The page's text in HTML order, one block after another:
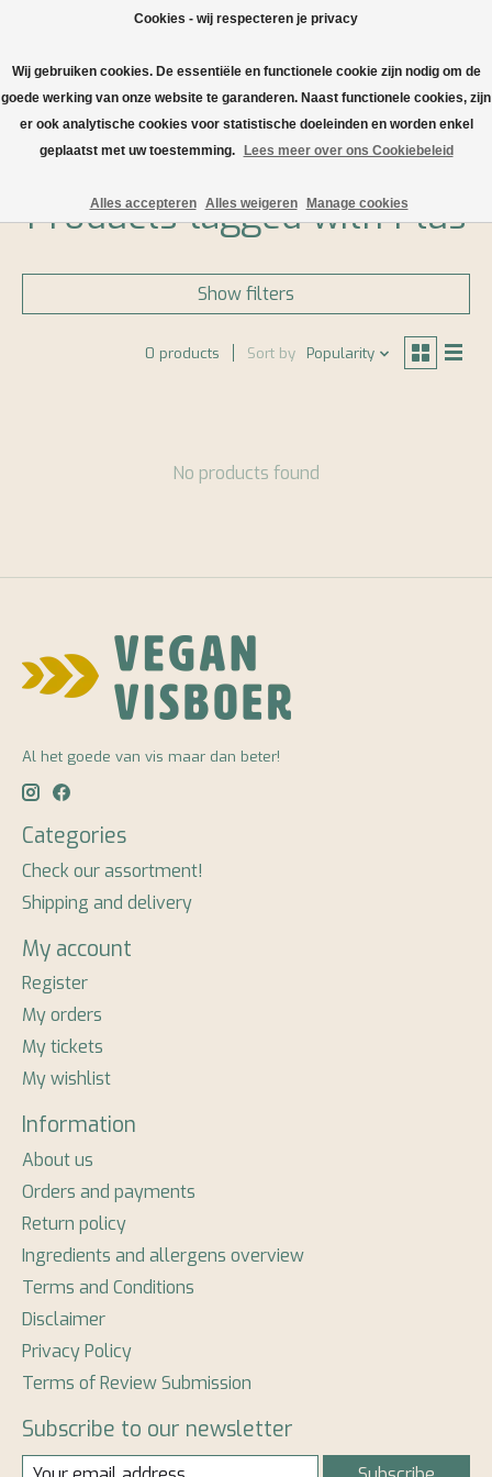
Wishlist
Home / Tags / Plus
Products tagged with Plus
Show filters
0 products Sort by Popularity
No products found
Al het goede van vis maar dan beter!
Categories
Check our assortment!
Shipping and delivery
My account
Register
My orders
My tickets
My wishlist
Information
About us
Orders and payments
Return policy
Ingredients and allergens overview
Terms and Conditions
Disclaimer
Privacy Policy
Terms of Review Submission
Subscribe to our newsletter
Cookies - wij respecteren je privacy
Wij gebruiken cookies. De essentiële en functionele cookie zijn nodig om de
goede werking van onze website te garanderen. Naast functionele cookies, zijn
er ook analytische cookies voor statistische doeleinden en worden enkel
geplaatst met uw toestemming.
Lees meer over ons Cookiebeleid
Alles accepteren Alles weigeren Manage cookies